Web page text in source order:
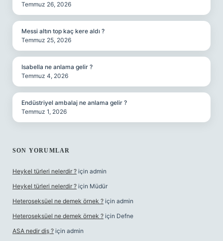
Temmuz 26, 2026
Messi altın top kaç kere aldı ?
Temmuz 25, 2026
Isabella ne anlama gelir ?
Temmuz 4, 2026
Endüstriyel ambalaj ne anlama gelir ?
Temmuz 1, 2026
SON YORUMLAR
Heykel türleri nelerdir ? için admin
Heykel türleri nelerdir ? için Müdür
Heteroseksüel ne demek örnek ? için admin
Heteroseksüel ne demek örnek ? için Defne
ASA nedir diş ? için admin